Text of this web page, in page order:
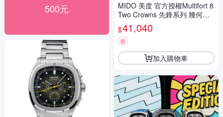
500元
MIDO 美度 官方授權Multifort 8
Two Crowns 先鋒系列 幾何八
角機械錶 寵爸時刻 送禮推薦-
黑x玫瑰金 M0475073705100
$41,040
券
加入購物車